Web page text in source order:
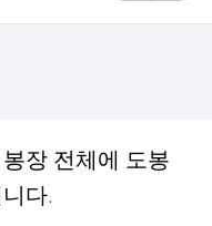
게
자
게
장 전체에 도봉
다.